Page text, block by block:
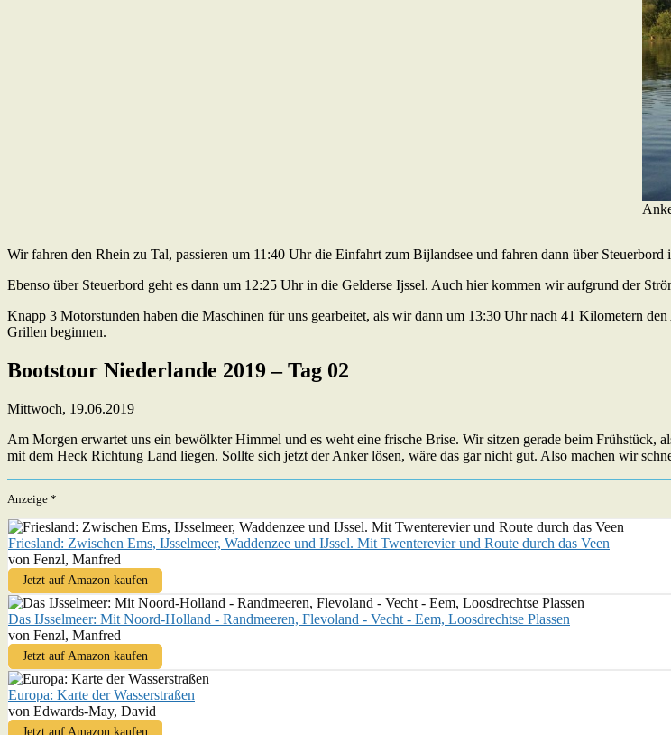
Wir fahren den Rhein zu Tal, passieren um 11:40 Uhr die Einfahrt zum Bijlandsee und fahren dann über Steuerbord
Ebenso über Steuerbord geht es dann um 12:25 Uhr in die Gelderse Ijssel. Auch hier kommen wir aufgrund der
Knapp 3 Motorstunden haben die Maschinen für uns gearbeitet, als wir dann um 13:30 Uhr nach 41 Kilometern
Grillen beginnen.
Bootstour Niederlande 2019 – Tag 02
Mittwoch, 19.06.2019
Am Morgen erwartet uns ein bewölkter Himmel und es weht eine frische Brise. Wir sitzen gerade beim
mit dem Heck Richtung Land liegen. Sollte sich jetzt der Anker lösen, wäre das gar nicht gut. Also machen wir
Anzeige *
Friesland: Zwischen Ems, IJsselmeer, Waddenzee und IJssel. Mit Twenterevier und Route durch das Veen
von Fenzl, Manfred
Jetzt auf Amazon kaufen
Das IJsselmeer: Mit Noord-Holland - Randmeeren, Flevoland - Vecht - Eem, Loosdrechtse Plassen
von Fenzl, Manfred
Jetzt auf Amazon kaufen
Europa: Karte der Wasserstraßen
von Edwards-May, David
Jetzt auf Amazon kaufen